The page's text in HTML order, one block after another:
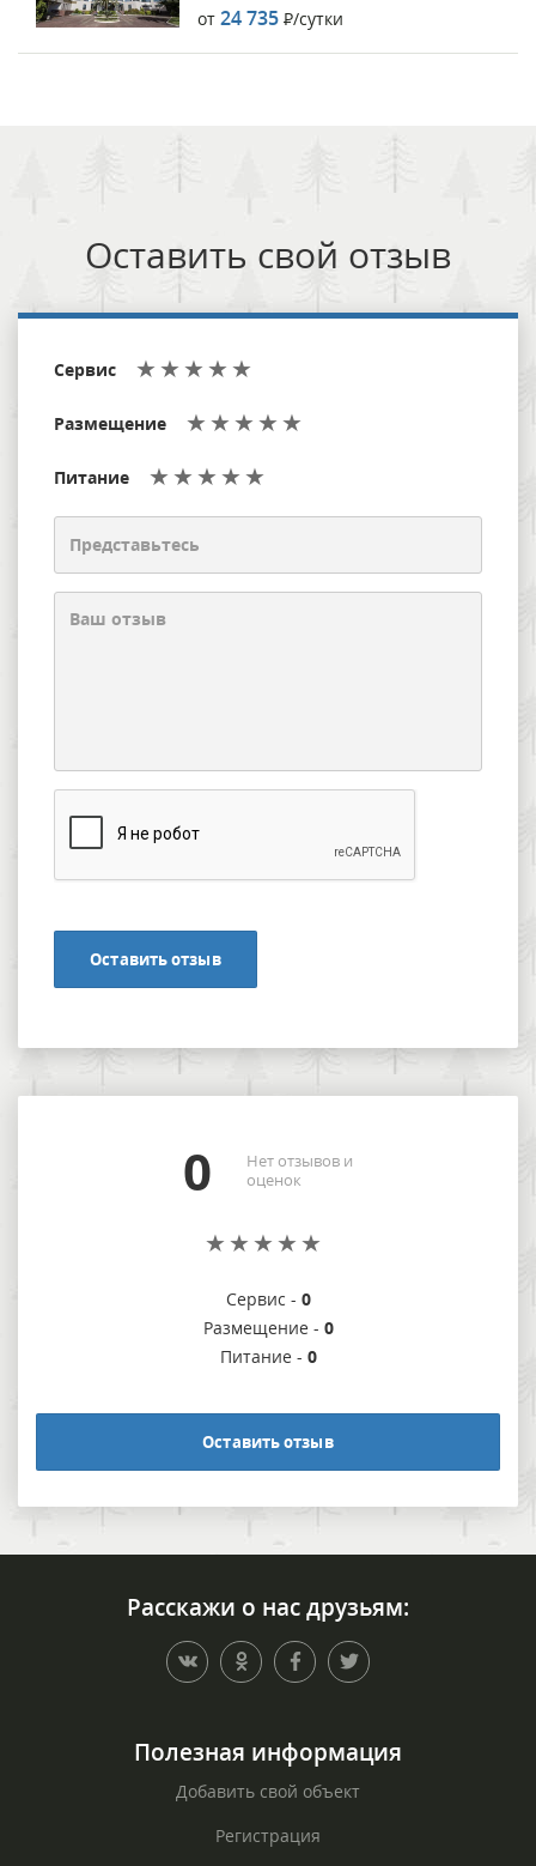
от 24 735 Р/сутки
Оставить свой отзыв
Сервис
Размещение
Питание
Оставить отзыв
0
Нет отзывов и
оценок
Сервис - 0
Размещение - 0
Питание - 0
Оставить отзыв
Расскажи о нас друзьям:
Полезная информация
Добавить свой объект
Регистрация